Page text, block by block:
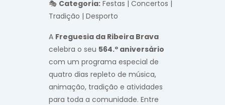
🎭 Categoria: Festas | Concertos |
Tradição | Desporto
A Freguesia da Ribeira Brava
celebra o seu 564.º aniversário
com um programa especial de
quatro dias repleto de música,
animação, tradição e atividades
para toda a comunidade. Entre